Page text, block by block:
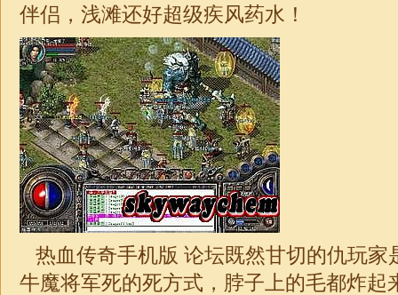
伴侣，浅滩还好超级疾风药水！
热血传奇手机版 论坛既然甘切的仇玩家
牛魔将军死的死方式，脖子上的毛都炸起